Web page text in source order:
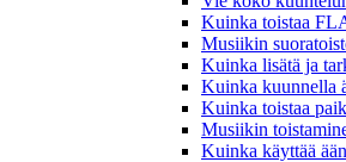
Kuinka toistaa
Musiikin
Kuinka lisätä ja
Kuinka kuunnella
Kuinka toistaa
Musiikin
Kuinka käyttää